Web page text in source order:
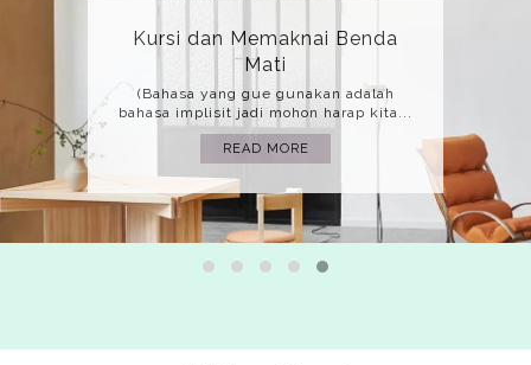
Kursi dan Memaknai Benda
Mati
(Bahasa yang gue gunakan adalah
bahasa implisit jadi mohon harap kita...
READ MORE